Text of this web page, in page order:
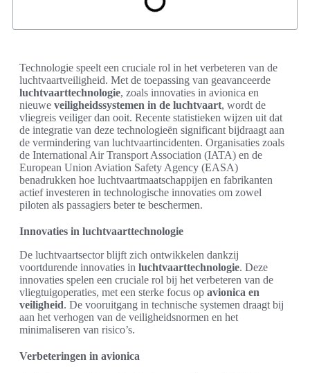
Technologie speelt een cruciale rol in het verbeteren van de
luchtvaartveiligheid. Met de toepassing van geavanceerde
luchtvaarttechnologie, zoals innovaties in avionica en
nieuwe veiligheidssystemen in de luchtvaart, wordt de
vliegreis veiliger dan ooit. Recente statistieken wijzen uit dat
de integratie van deze technologieën significant bijdraagt aan
de vermindering van luchtvaartincidenten. Organisaties zoals
de International Air Transport Association (IATA) en de
European Union Aviation Safety Agency (EASA)
benadrukken hoe luchtvaartmaatschappijen en fabrikanten
actief investeren in technologische innovaties om zowel
piloten als passagiers beter te beschermen.
Innovaties in luchtvaarttechnologie
De luchtvaartsector blijft zich ontwikkelen dankzij
voortdurende innovaties in luchtvaarttechnologie. Deze
innovaties spelen een cruciale rol bij het verbeteren van de
vliegtuigoperaties, met een sterke focus op avionica en
veiligheid. De vooruitgang in technische systemen draagt bij
aan het verhogen van de veiligheidsnormen en het
minimaliseren van risico’s.
Verbeteringen in avionica